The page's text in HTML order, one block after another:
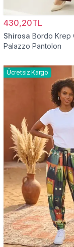
430,20TL
Shirosa Bordo Krep
Palazzo Pantolon
Ücretsiz Kargo